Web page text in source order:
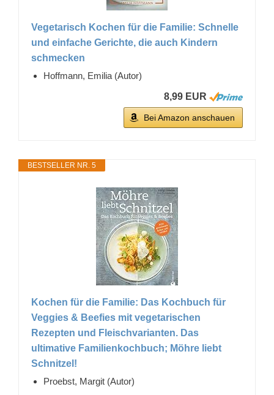
Vegetarisch Kochen für die Familie: Schnelle
und einfache Gerichte, die auch Kindern
schmecken
Hoffmann, Emilia (Autor)
8,99 EUR
Bei Amazon anschauen
BESTSELLER NR. 5
Kochen für die Familie: Das Kochbuch für
Veggies & Beefies mit vegetarischen
Rezepten und Fleischvarianten. Das
ultimative Familienkochbuch; Möhre liebt
Schnitzel!
Proebst, Margit (Autor)